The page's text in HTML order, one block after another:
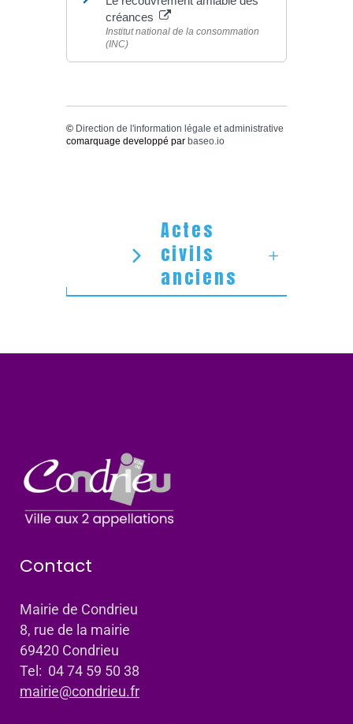
créances
Institut national de la consommation
(INC)
© Direction de l'information légale et administrative
comarquage developpé par baseo.io
Actes
civils
anciens
Contact
Mairie de Condrieu
8, rue de la mairie
69420 Condrieu
Tel: 04 74 59 50 38
mairie@condrieu.fr